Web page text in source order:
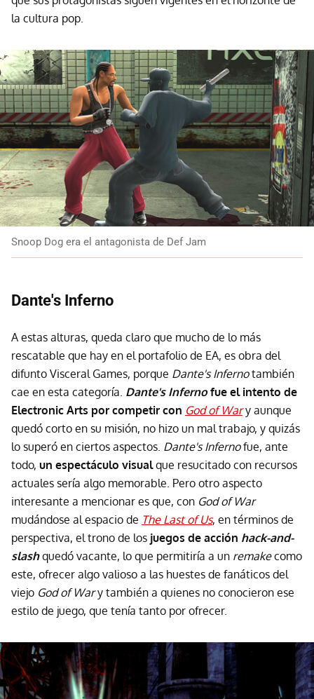
la cultura pop.
Snoop Dog era el antagonista de Def Jam
Dante's Inferno
A estas alturas, queda claro que mucho de lo más
rescatable que hay en el portafolio de EA, es obra del
difunto Visceral Games, porque Dante's Infernotambién
cae en esta categoría. Dante's Infernofue el intento de
Electronic Arts por competir con God of Wary aunque
quedó corto en su misión, no hizo un mal trabajo, y quizás
lo superó en ciertos aspectos. Dante's Infernofue, ante
todo, un espectáculo visualque resucitado con recursos
actuales sería algo memorable. Pero otro aspecto
interesante a mencionar es que, con God of War
mudándose al espacio de The Last of Us, en términos de
perspectiva, el trono de los juegos de acción hack-and-
slashquedó vacante, lo que permitiría a un remakecomo
este, ofrecer algo valioso a las huestes de fanáticos del
viejo God of Wary también a quienes no conocieron ese
estilo de juego, que tenía tanto por ofrecer.